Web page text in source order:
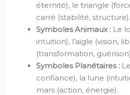
éternité), le triangle
carré (stabilité, structure).
Symboles Animaux : Le
intuition), l’aigle (vision,
(transformation,
Symboles Planétaires :
confiance), la lune
mars (action, énergie).